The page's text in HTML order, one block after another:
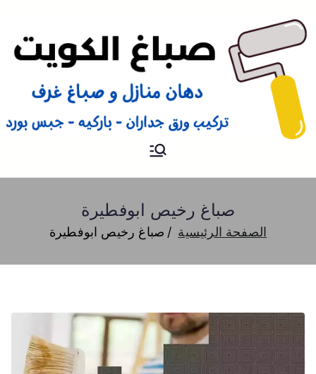
صباغ
صباغ رخيص ابوفطيرة
الصفحة الرئيسية صباغ رخيص ابوفطيرة